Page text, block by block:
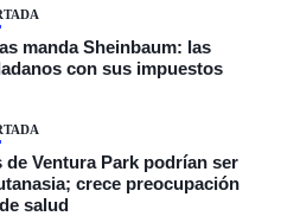
manda Sheinbaum: las
con sus impuestos
de Ventura Park podrían ser
crece preocupación
salud